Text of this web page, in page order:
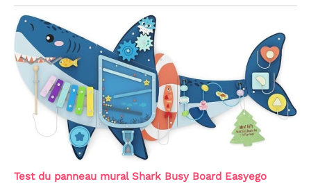
Test du panneau mural Shark Busy Board Easyego